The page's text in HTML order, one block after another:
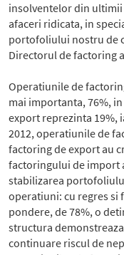
insolventelor din ultimii
afaceri ridicata, in
portofoliului nostru de
Directorul de factoring
Operatiunile de
mai importanta, 76%,
export reprezinta 19%,
2012, operatiunile de
factoring de export au
factoringului de import
stabilizarea
operatiuni: cu regres si
pondere, de 78%, o
structura
continuare riscul de